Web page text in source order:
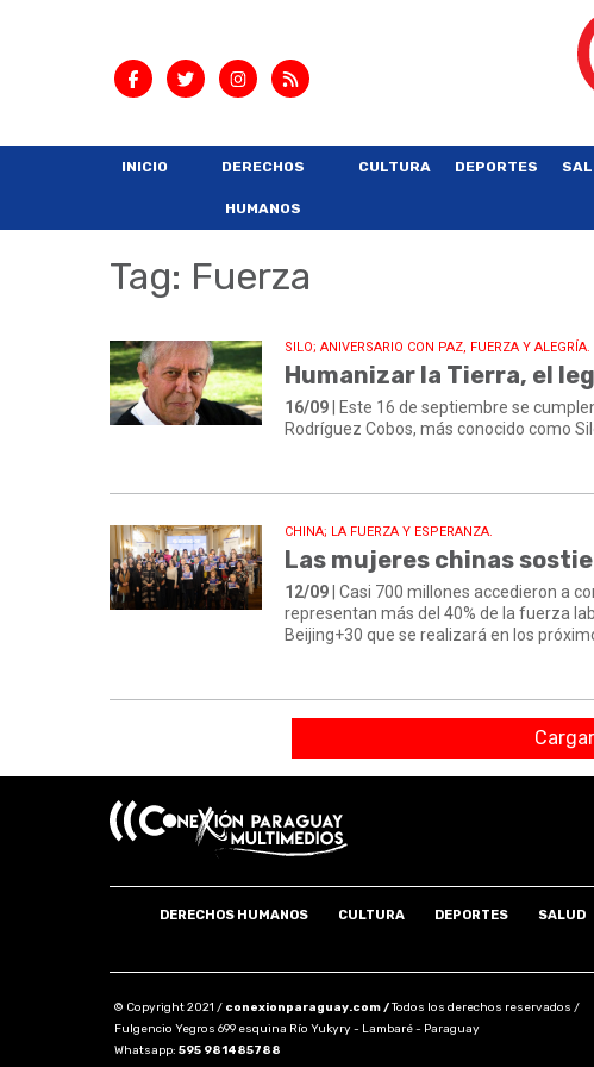
INICIO DERECHOS
HUMANOS
CULTURA DEPORTES
Tag: Fuerza
SILO; ANIVERSARIO CON PAZ, FUERZA Y ALEGRÍA.
Humanizar la Tierra, el
16/09| Este 16 de septiembre se
Rodríguez Cobos, más conocido como
CHINA; LA FUERZA Y ESPERANZA.
Las mujeres chinas
12/09| Casi 700 millones accedieron a
representan más del 40% de la fuerza
Beijing+30 que se realizará en los
DERECHOS HUMANOS CULTURA DEPORTES SALUD
© Copyright 2021 / conexionparaguay.com /Todos los derechos reservados /
Fulgencio Yegros 699 esquina Río Yukyry - Lambaré - Paraguay
Whatsapp: 595 981485788